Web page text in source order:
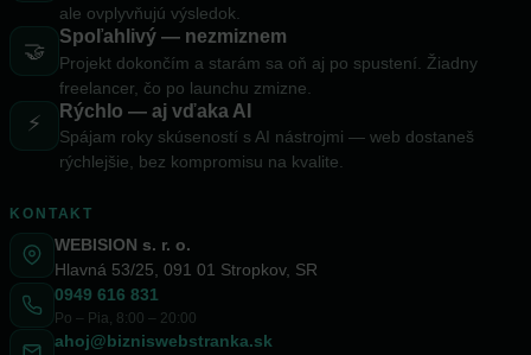
ale ovplyvňujú výsledok.
🤝
Spoľahlivý — nezmiznem
Projekt dokončím a starám sa oň aj po spustení. Žiadny
freelancer, čo po launchu zmizne.
⚡ Rýchlo — aj vďaka AI
Spájam roky skúseností s AI nástrojmi — web dostaneš
rýchlejšie, bez kompromisu na kvalite.
KONTAKT
WEBISION s. r. o.
Hlavná 53/25, 091 01 Stropkov, SR
0949 616 831
Po – Pia, 8:00 – 20:00
ahoj@bizniswebstranka.sk